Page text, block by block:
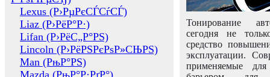
Lexus (Р›РµРєСЃСѓСЃ)
Liaz (Р›РёР°Р·)
Lifan (Р›РёС„Р°РЅ)
Lincoln (Р›РёРЅРєРѕР»СЊРЅ)
Man (РњР°РЅ)
Mazda (РњР°Р·РґР°)
Тонирование
сегодня не
средство
эксплуатации.
применяемые